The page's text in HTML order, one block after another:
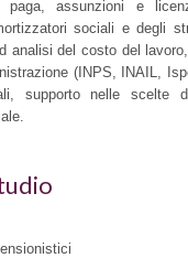
paga, assunzioni e
sociali e degli
analisi del costo del
(INPS, INAIL,
supporto nelle scelte